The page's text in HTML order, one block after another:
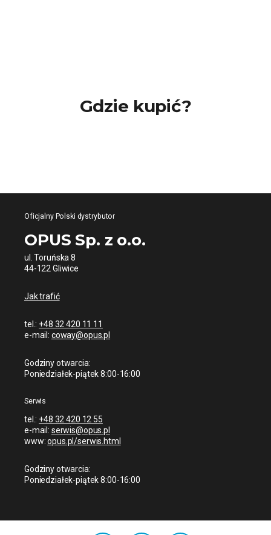
Gdzie kupić?
Oficjalny Polski dystrybutor
OPUS Sp. z o.o.
ul. Toruńska 8
44-122 Gliwice
Jak trafić
tel.: +48 32 420 11 11
e-mail: coway@opus.pl
Godziny otwarcia:
Poniedziałek-piątek 8:00-16:00
Serwis
tel.: +48 32 420 12 55
e-mail: serwis@opus.pl
www:opus.pl/serwis.html
Godziny otwarcia:
Poniedziałek-piątek 8:00-16:00